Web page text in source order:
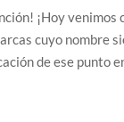
¡Hoy
cuyo nombre
de ese punto